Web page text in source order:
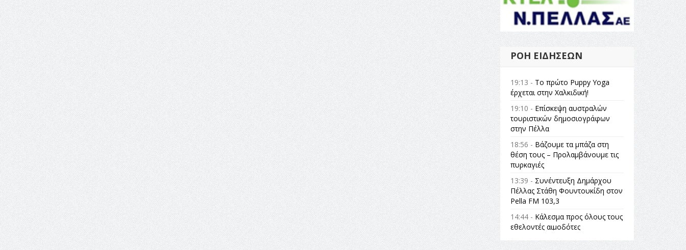
ΡΟΉ ΕΙΔΉΣΕΩΝ
19:13 - Το πρώτο Puppy Yoga
έρχεται στην Χαλκιδική!
19:10 - Επίσκεψη αυστραλών
τουριστικών δημοσιογράφων
στην Πέλλα
18:56 - Βάζουμε τα μπάζα στη
θέση τους – Προλαμβάνουμε τις
πυρκαγιές
13:39 - Συνέντευξη Δημάρχου
Πέλλας Στάθη Φουντουκίδη στον
Pella FM 103,3
14:44 - Κάλεσμα προς όλους τους
εθελοντές αιμοδότες
14:23 -Όλη η Ελλάδα ένας